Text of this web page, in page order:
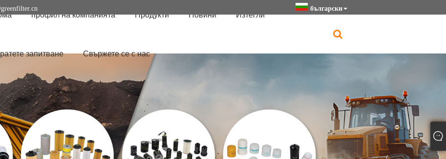
български
профил на компанията Продукти Новини Изтегли
запитване Свържете се с нас